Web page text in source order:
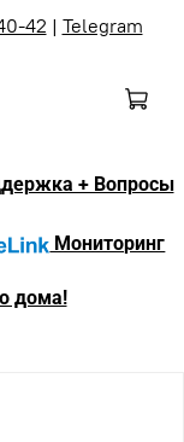
42 | Telegram
+ Вопросы
Мониторинг
дома!